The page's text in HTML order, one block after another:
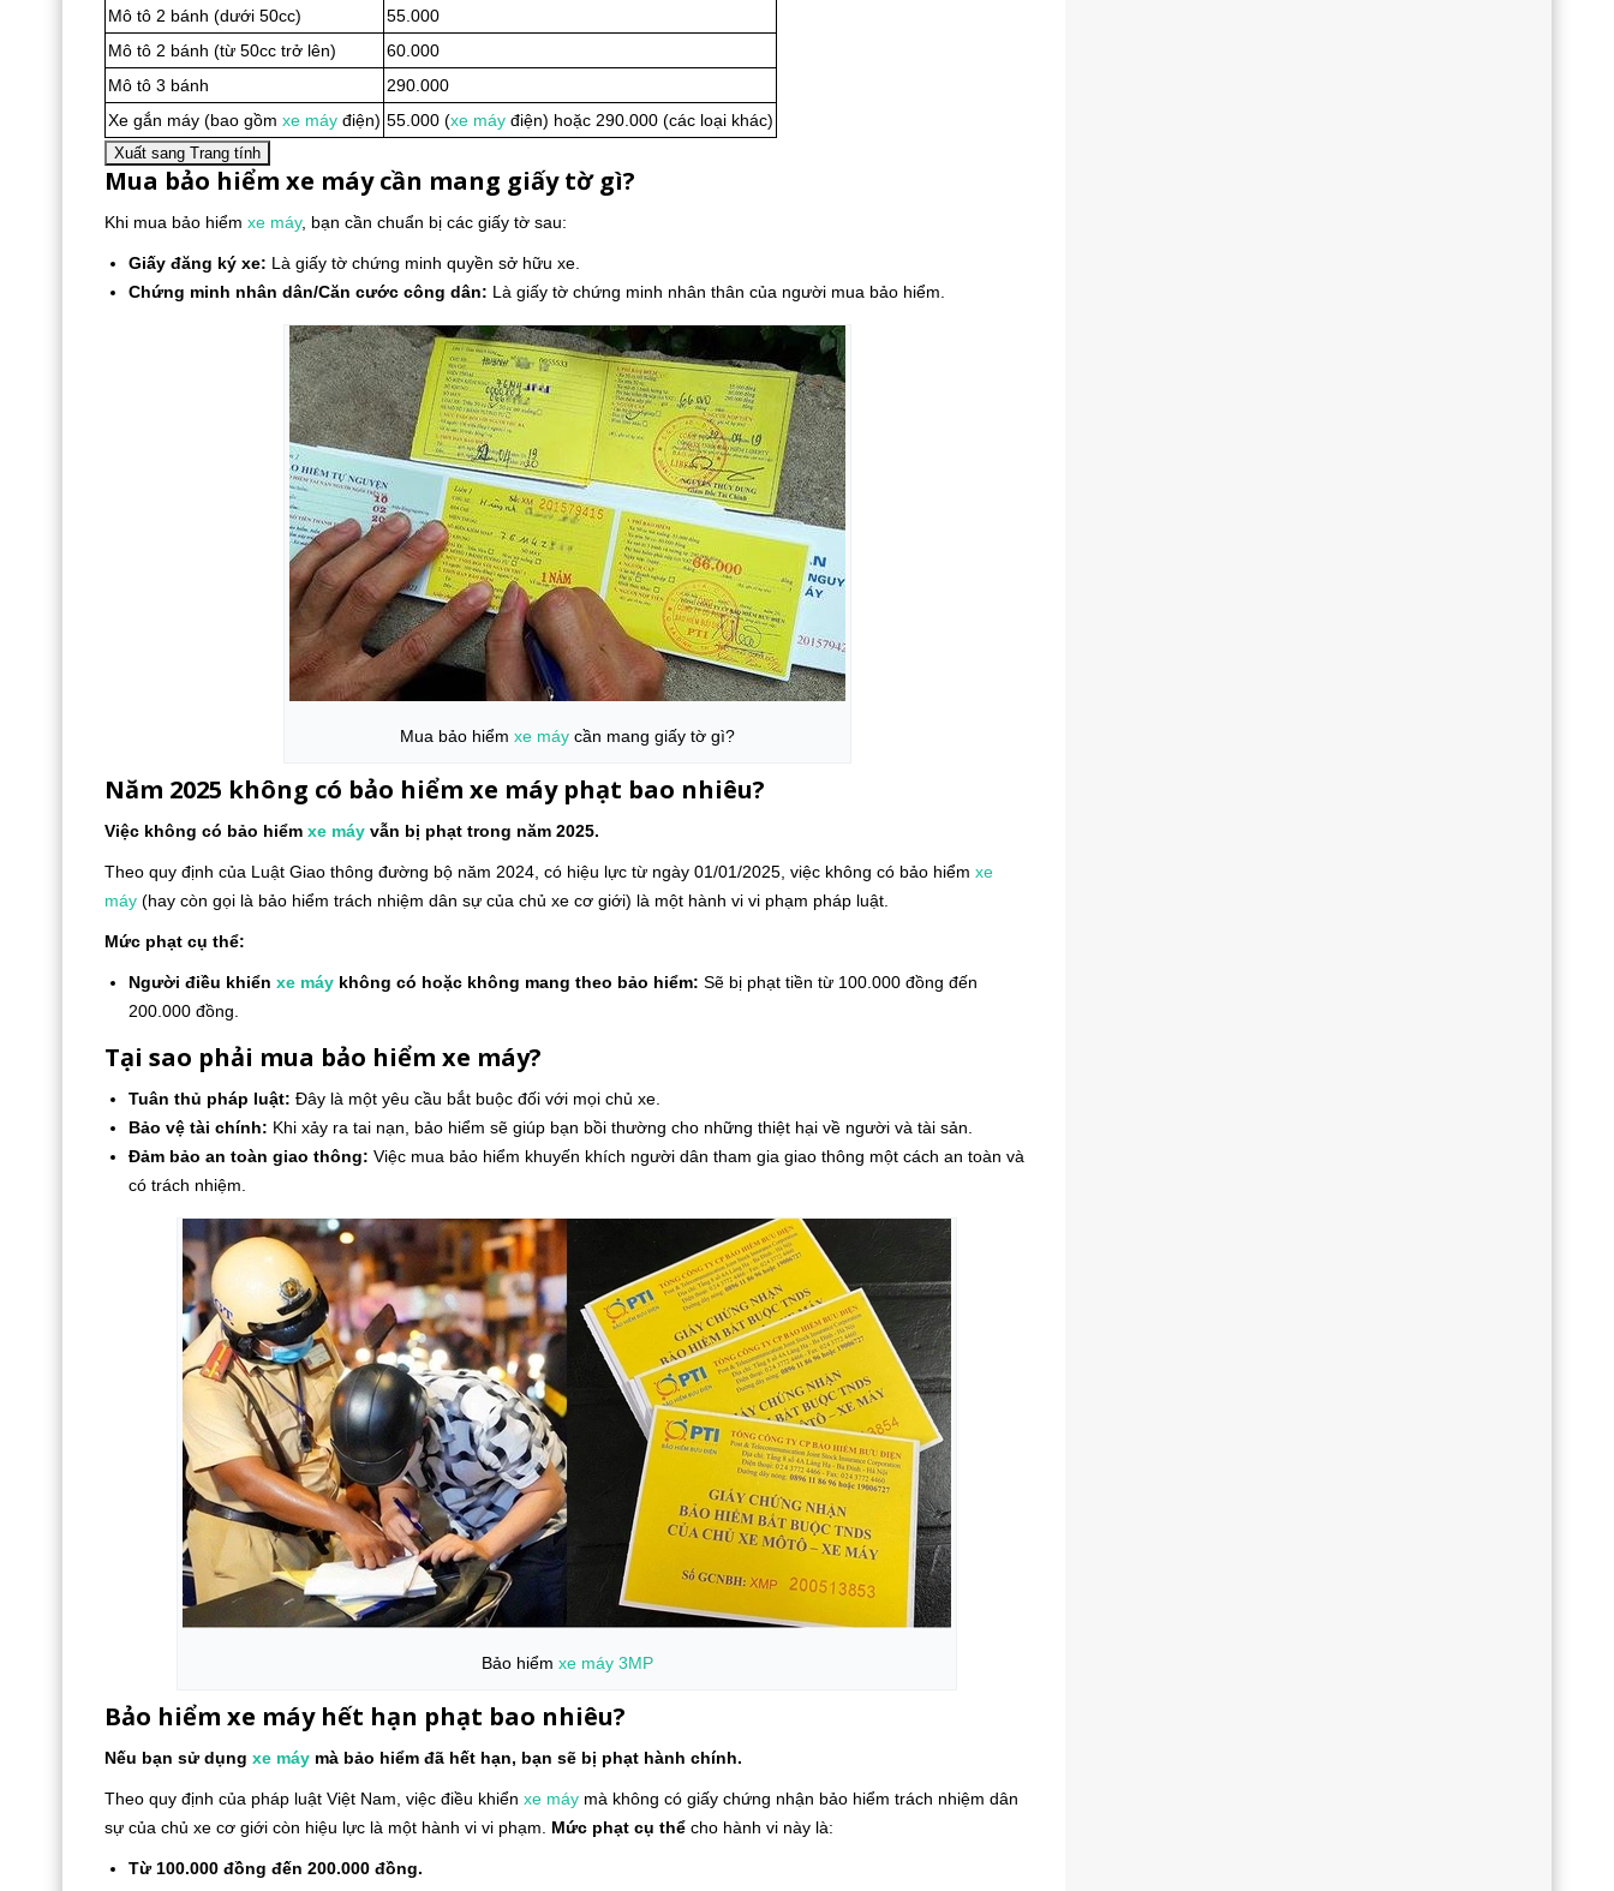
Mô tô 2 bánh (dưới 50cc)
55.000
Mô tô 2 bánh (từ 50cc trở lên)
60.000
Mô tô 3 bánh
290.000
Xe gắn máy (bao gồm xe máy điện) 55.000 (xe máy điện) hoặc 290.000 (các loại khác)
Xuất sang Trang tính
Mua bảo hiểm xe máy cần mang giấy tờ gì?
Khi mua bảo hiểm xe máy, bạn cần chuẩn bị các giấy tờ sau:
Giấy đăng ký xe: Là giấy tờ chứng minh quyền sở hữu xe.
Chứng minh nhân dân/Căn cước công dân: Là giấy tờ chứng minh nhân thân của người mua bảo hiểm.
Mua bảo hiểm xe máycần mang giấy tờ gì?
Năm 2025 không có bảo hiểm xe máy phạt bao nhiêu?
Việc không có bảo hiểm xe máy vẫn bị phạt trong năm 2025.
Theo quy định của Luật Giao thông đường bộ năm 2024, có hiệu lực từ ngày 01/01/2025, việc không có bảo hiểm xe
máy (hay còn gọi là bảo hiểm trách nhiệm dân sự của chủ xe cơ giới) là một hành vi vi phạm pháp luật.
Mức phạt cụ thể:
Người điều khiển xe máy không có hoặc không mang theo bảo hiểm: Sẽ bị phạt tiền từ 100.000 đồng đến
200.000 đồng.
Tại sao phải mua bảo hiểm xe máy?
Tuân thủ pháp luật: Đây là một yêu cầu bắt buộc đối với mọi chủ xe.
Bảo vệ tài chính: Khi xảy ra tai nạn, bảo hiểm sẽ giúp bạn bồi thường cho những thiệt hại về người và tài sản.
Đảm bảo an toàn giao thông: Việc mua bảo hiểm khuyến khích người dân tham gia giao thông một cách an toàn và
có trách nhiệm.
Bảo hiểm xe máy 3MP
Bảo hiểm xe máy hết hạn phạt bao nhiêu?
Nếu bạn sử dụng xe máy mà bảo hiểm đã hết hạn, bạn sẽ bị phạt hành chính.
Theo quy định của pháp luật Việt Nam, việc điều khiển xe máy mà không có giấy chứng nhận bảo hiểm trách nhiệm dân
sự của chủ xe cơ giới còn hiệu lực là một hành vi vi phạm. Mức phạt cụ thể cho hành vi này là:
Từ 100.000 đồng đến 200.000 đồng.